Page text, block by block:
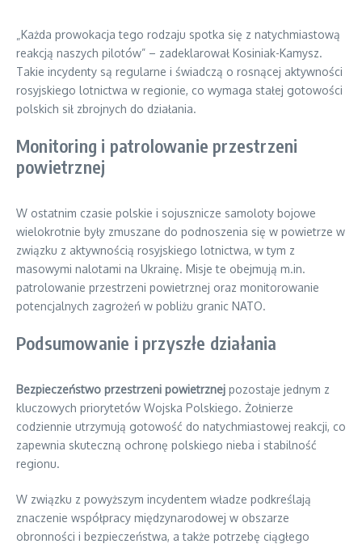
„Każda prowokacja tego rodzaju spotka się z natychmiastową
reakcją naszych pilotów” – zadeklarował Kosiniak-Kamysz.
Takie incydenty są regularne i świadczą o rosnącej aktywności
rosyjskiego lotnictwa w regionie, co wymaga stałej gotowości
polskich sił zbrojnych do działania.
Monitoring i patrolowanie przestrzeni
powietrznej
W ostatnim czasie polskie i sojusznicze samoloty bojowe
wielokrotnie były zmuszane do podnoszenia się w powietrze w
związku z aktywnością rosyjskiego lotnictwa, w tym z
masowymi nalotami na Ukrainę. Misje te obejmują m.in.
patrolowanie przestrzeni powietrznej oraz monitorowanie
potencjalnych zagrożeń w pobliżu granic NATO.
Podsumowanie i przyszłe działania
Bezpieczeństwo przestrzeni powietrznej pozostaje jednym z
kluczowych priorytetów Wojska Polskiego. Żołnierze
codziennie utrzymują gotowość do natychmiastowej reakcji, co
zapewnia skuteczną ochronę polskiego nieba i stabilność
regionu.
W związku z powyższym incydentem władze podkreślają
znaczenie współpracy międzynarodowej w obszarze
obronności i bezpieczeństwa, a także potrzebę ciągłego